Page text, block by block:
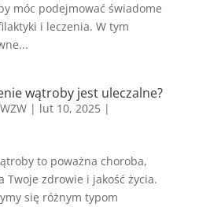
móc podejmować świadome
i leczenia. W tym
wątroby jest uleczalne?
| lut 10, 2025|
to poważna choroba,
Twoje zdrowie i jakość życia.
się różnym typom